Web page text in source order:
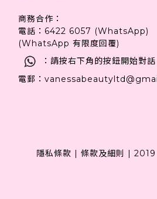
商務合作：
電話：6422 6057 (WhatsApp)
(WhatsApp 有限度回覆)
：請按右下角的按鈕開始對話
電郵：
隱私條款 | 條款及細則 |